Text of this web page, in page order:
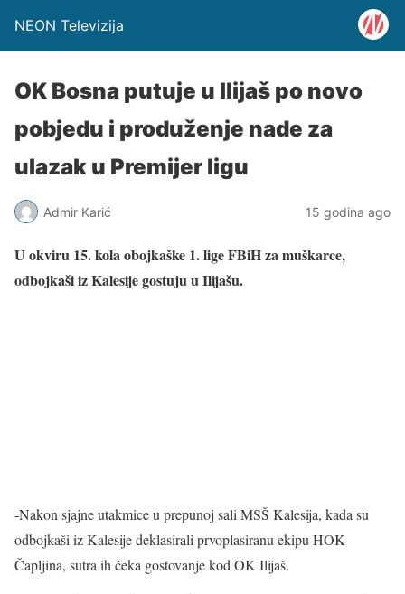
NEON Televizija
OK Bosna putuje u Ilijaš po novo
pobjedu i produženje nade za
ulazak u Premijer ligu
Admir Karić 15 godina ago
U okviru 15. kola obojkaške 1. lige FBiH za muškarce,
odbojkaši iz Kalesije gostuju u Ilijašu.
-Nakon sjajne utakmice u prepunoj sali MSŠ Kalesija, kada su
odbojkaši iz Kalesije deklasirali prvoplasiranu ekipu HOK
Čapljina, sutra ih čeka gostovanje kod OK Ilijaš.